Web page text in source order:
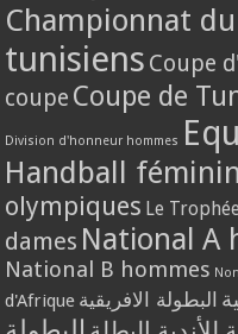
Championnat
tunisiens Coupe
coupe Coupe de
Division d'honneur hommes
Handball féminin
olympiques Le
dames National A
National B hommes
d'Afrique البطولة الافريقية